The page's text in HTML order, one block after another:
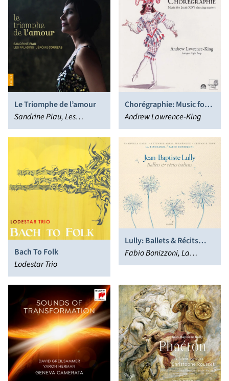
Le Triomphe de l’amour
Sandrine Piau, Les
Paladins, Jerome Correas
Chorégraphie: Music for
Louis XIV’s dancing
masters
Andrew Lawrence-King
Bach To Folk
Lodestar Trio
Lully: Ballets & Récits
Italiens
Fabio Bonizzoni, La
Risonanza